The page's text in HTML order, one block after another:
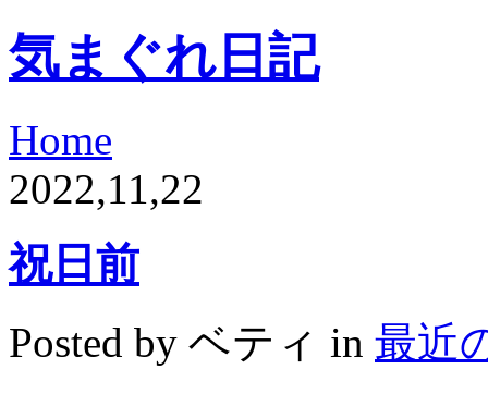
気まぐれ日記
Home
2022,11,22
祝日前
Posted by ベティ in 最近